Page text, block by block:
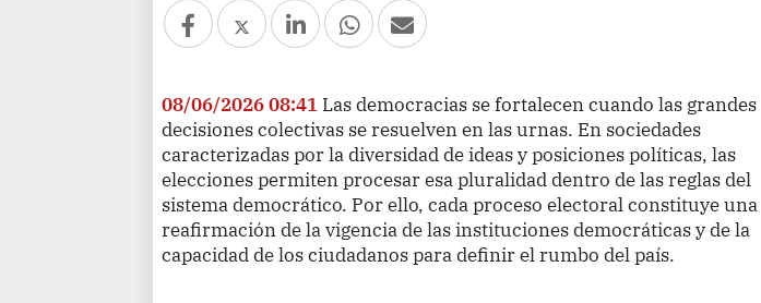
08/06/2026 08:41 Las democracias se fortalecen cuando las grandes
decisiones colectivas se resuelven en las urnas. En sociedades
caracterizadas por la diversidad de ideas y posiciones políticas, las
elecciones permiten procesar esa pluralidad dentro de las reglas del
sistema democrático. Por ello, cada proceso electoral constituye una
reafirmación de la vigencia de las instituciones democráticas y de la
capacidad de los ciudadanos para definir el rumbo del país.